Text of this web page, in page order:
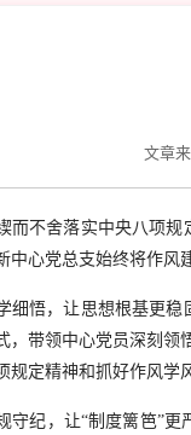
文章来
而不舍落实中央八项
中心党总支始终将作风
细悟，让思想根基更
，带领中心党员深刻领
规定精神和抓好作风学
守纪，让“制度篱笆”